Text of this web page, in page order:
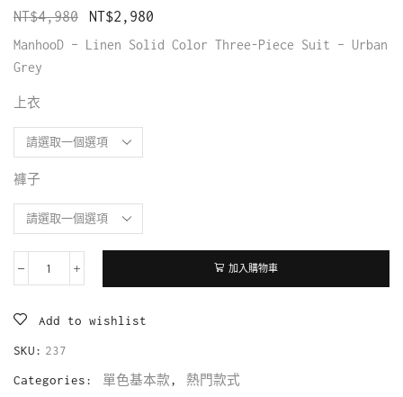
NT$4,980 NT$2,980
ManhooD – Linen Solid Color Three-Piece Suit – Urban
Grey
上衣
褲子
加入購物車
Add to wishlist
SKU: 237
Categories: 單色基本款, 熱門款式